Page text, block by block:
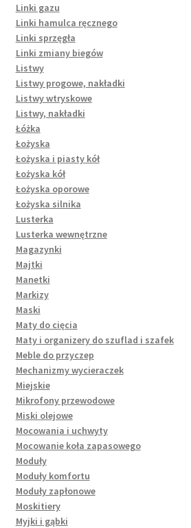
Linki gazu
Linki hamulca ręcznego
Linki sprzęgła
Linki zmiany biegów
Listwy
Listwy progowe, nakładki
Listwy wtryskowe
Listwy, nakładki
Łóżka
Łożyska
Łożyska i piasty kół
Łożyska kół
Łożyska oporowe
Łożyska silnika
Lusterka
Lusterka wewnętrzne
Magazynki
Majtki
Manetki
Markizy
Maski
Maty do cięcia
Maty i organizery do szuflad i szafek
Meble do przyczep
Mechanizmy wycieraczek
Miejskie
Mikrofony przewodowe
Miski olejowe
Mocowania i uchwyty
Mocowanie koła zapasowego
Moduły
Moduły komfortu
Moduły zapłonowe
Moskitiery
Myjki i gąbki